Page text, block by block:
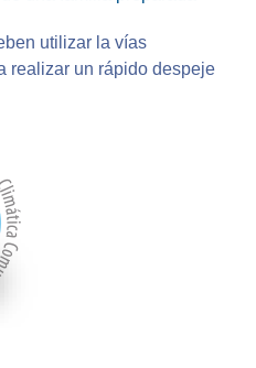
utilizar la vías
realizar un rápido despeje